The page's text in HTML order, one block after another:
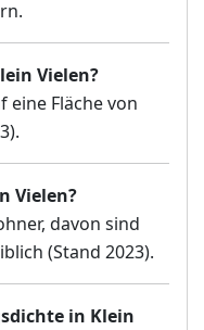
Vielen?
eine Fläche von
Vielen?
davon sind
(Stand 2023).
in Klein